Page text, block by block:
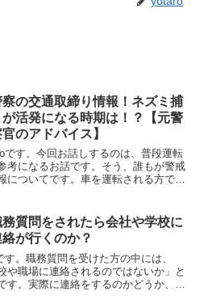
察の交通取締り情報！ネズミ捕
が活発になる時期は！？【元警
のアドバイス】
です。今回お話しするのは、普段運転
考になるお話です。そう、誰もが警戒
についてです。車を運転される方であ
務質問をされたら会社や学校に
が行くのか？
。職務質問を受けた方の中には、
や職場に連絡されるのではないか」と
。実際に連絡をするのかどうか、経